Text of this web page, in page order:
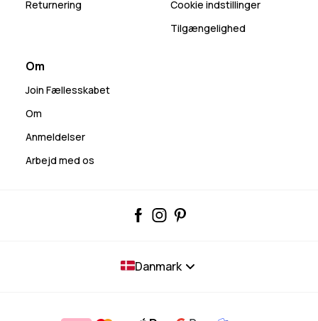
Returnering
Cookie indstillinger
Tilgængelighed
Om
Join Fællesskabet
Om
Anmeldelser
Arbejd med os
Danmark